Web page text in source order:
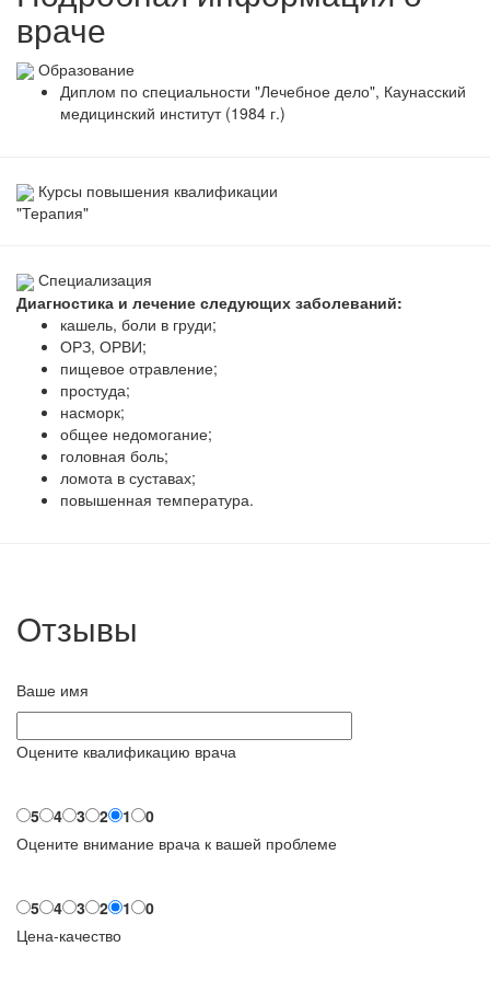
враче
Образование
Диплом по специальности "Лечебное дело", Каунасский
медицинский институт (1984 г.)
Курсы повышения квалификации
"Терапия"
Специализация
Диагностика и лечение следующих заболеваний:
кашель, боли в груди;
ОРЗ, ОРВИ;
пищевое отравление;
простуда;
насморк;
общее недомогание;
головная боль;
ломота в суставах;
повышенная температура.
Отзывы
Ваше имя
Оцените квалификацию врача
5 4 3 2 1
0
Оцените внимание врача к вашей проблеме
5 4 3 2 1
0
Цена-качество